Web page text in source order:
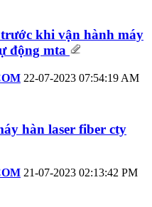
khi vận hành máy
động mta
22-07-2023 07:54:19 AM
hàn laser fiber cty
21-07-2023 02:13:42 PM